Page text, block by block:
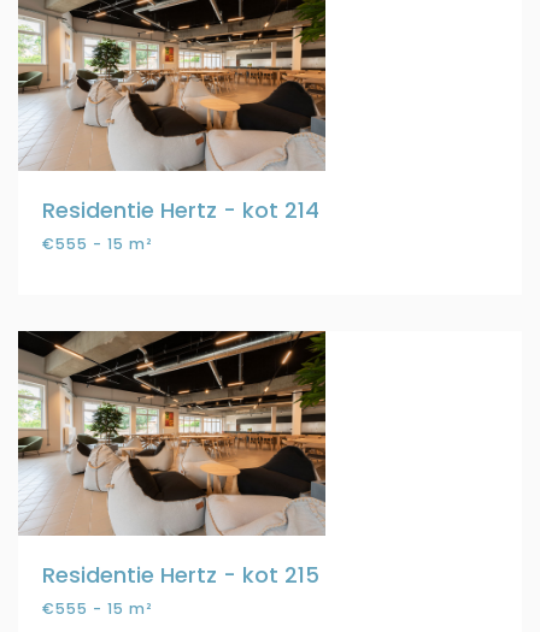
Residentie Hertz - kot 214
€555 - 15 m²
Residentie Hertz - kot 215
€555 - 15 m²